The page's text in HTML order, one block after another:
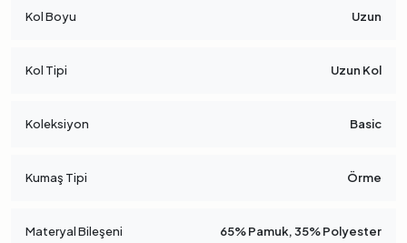
Kol Boyu Uzun
Kol Tipi Uzun Kol
Koleksiyon Basic
Kumaş Tipi Örme
Materyal Bileşeni 65% Pamuk, 35% Polyester